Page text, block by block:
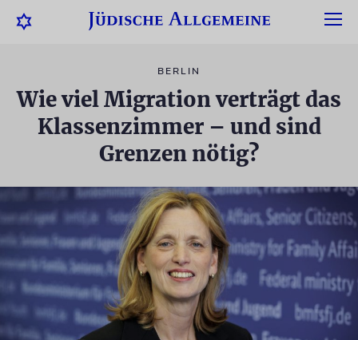
BERLIN
Wie viel Migration verträgt das
Klassenzimmer – und sind
Grenzen nötig?